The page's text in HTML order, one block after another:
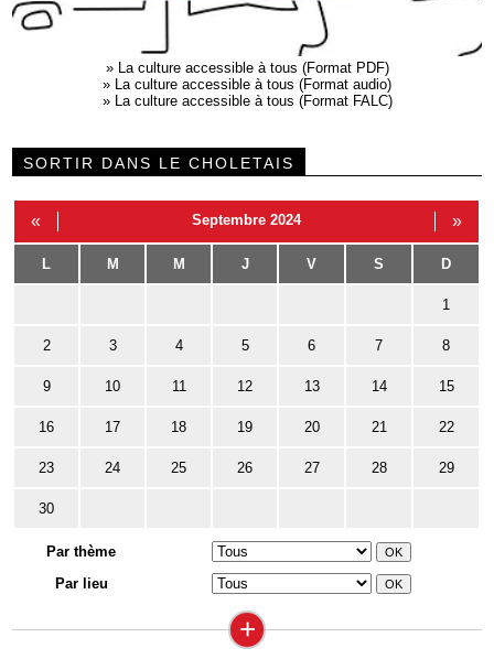
»
La culture accessible à tous (Format PDF)
»
La culture accessible à tous (Format audio)
»
La culture accessible à tous (Format FALC)
SORTIR DANS LE CHOLETAIS
« Septembre 2024 »
L M M J V S D
1
2 3 4 5 6 7 8
9 10 11 12 13 14 15
16 17 18 19 20 21 22
23 24 25 26 27 28 29
30
Par thème
Par lieu
+